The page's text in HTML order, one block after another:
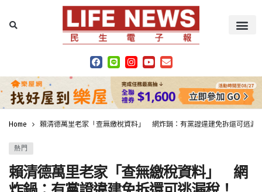
Home 賴清德萬里老家「查無繳稅資料」 網炸鍋：有黨證違建免拆還可逃漏
熱門
賴清德萬里老家「查無繳稅資料」 網